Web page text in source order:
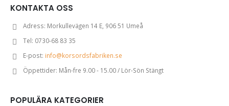
KONTAKTA OSS
Adress: Morkullevägen 14 E, 906 51 Umeå
Tel: 0730-68 83 35
E-post: info@korsordsfabriken.se
Öppettider: Mån-fre 9.00 - 15.00 / Lör-Sön Stängt
POPULÄRA KATEGORIER